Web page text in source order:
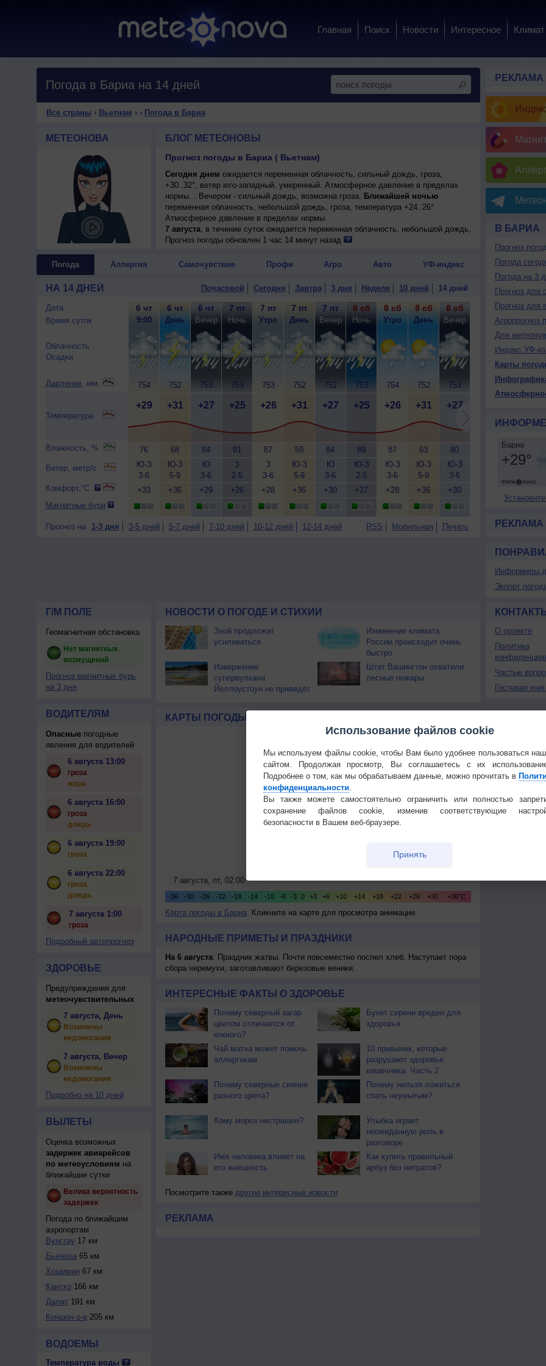
Главная Поиск Новости Интересное Климат
Погода в Бариа на 14 дней
Все страны › Вьетнам › › Погода в Бариа
МЕТЕОНОВА БЛОГ МЕТЕОНОВЫ
Прогноз погоды в Бариа ( Вьетнам)
Сегодня днем ожидается переменная облачность, сильный дождь, гроза,
+30..32°, ветер юго-западный, умеренный. Атмосферное давление в пределах
нормы. . Вечером - сильный дождь, возможна гроза. Ближайшей ночью
переменная облачность, небольшой дождь, гроза, температура +24..26°.
Атмосферное давление в пределах нормы.
7 августа, в течение суток ожидается переменная облачность, небольшой дождь,
возможна гроза; ночью +24..26°, днем +30..32°, ветер юго-западный, умеренный.
Прогноз погоды обновлен 1 час 14 минут назад
Погода Аллергия Самочувствие Профи Агро Авто УФ-индекс
НА 14 ДНЕЙ Почасовой Сегодня Завтра 3 дня Неделя 10 дней 14 дней
Дата
Время суток
Облачность
Осадки
Давление, мм.
Температура
Влажность, %
Ветер, метр/с
Комфорт,°C
Магнитные бури
6 чт
9:00
754
+29
76
Ю-З
3-6
+33
6 чт
День
752
+31
68
Ю-З
5-9
+36
6 чт
Вечер
753
+27
84
Ю
3-6
+29
7 пт
Ночь
753
+25
91
З
2-5
+26
7 пт
Утро
753
+26
87
З
3-6
+28
7 пт
День
752
+31
59
Ю-З
5-9
+36
7 пт
Вечер
752
+27
84
Ю
3-6
+30
8 сб
Ночь
753
+25
89
Ю-З
2-5
+27
8 сб
Утро
754
+26
87
Ю-З
3-6
+28
8 сб
День
752
+31
63
Ю-З
5-9
+36
8 сб
Вечер
753
+27
80
Ю-З
3-6
+30
9 вс 9 вс
Утро
754
84
Ю-З
9
Прогноз на 1-3 дня 3-5 дней 5-7 дней 7-10 дней 10-12 дней 12-14 дней RSS Мобильная Печать
Г/М ПОЛЕ
Геомагнитная обстановка
Нет магнитных
возмущений
Прогноз магнитных бурь
на 3 дня
ВОДИТЕЛЯМ
Опасныепогодные
явления для водителей
6 августа 13:00
гроза
жара
6 августа 16:00
гроза
дождь
6 августа 19:00
гроза
6 августа 22:00
гроза
дождь
7 августа 1:00
гроза
Подробный автопрогноз
ЗДОРОВЬЕ
Предупреждения для
метеочувствительных
7 августа, День
Возможны
недомогания
7 августа, Вечер
Возможны
недомогания
Подробно на 10 дней
ВЫЛЕТЫ
Оценка возможных
задержек авиарейсов
по метеоусловиям на
ближайшие сутки
Велика вероятность
задержек
Погода по ближайшим
аэропортам
Вунгтау 17 км
Бьенхоа65 км
Хошимин 67 км
Кантхо166 км
Далат191 км
Коншон о-в 205 км
ВОДОЕМЫ
Температура воды
НОВОСТИ О ПОГОДЕ И СТИХИИ
Зной продолжит
усиливаться
Изменение климата
России происходит очень
быстро
Извержение
супервулкана
Йеллоустоун не приведёт
цивилизации
Штат Вашингтон охватили
лесные пожары
КАРТЫ ПОГОДЫ
Карта погоды в Бариа. Кликните на карте для просмотра анимации.
НАРОДНЫЕ ПРИМЕТЫ И ПРАЗДНИКИ
На 6 августа: Праздник жатвы. Почти повсеместно поспел хлеб. Наступает пора
сбора черемухи, заготавливают березовые веники.
ИНТЕРЕСНЫЕ ФАКТЫ О ЗДОРОВЬЕ
Почему северный загар
цветом отличается от
южного?
Букет сирени вреден для
здоровья
Чай матча может помочь
аллергикам
10 привычек, которые
разрушают здоровье
кишечника. Часть 2
Почему северные сияния
разного цвета?
Почему нельзя ложиться
спать неумытым?
Кому мороз нестрашен?
Улыбка играет
неожиданную роль в
разговоре
Имя человека влияет на
его внешность
Как купить правильный
арбуз без нитратов?
Посмотрите также другие интересные новости
РЕКЛАМА
РЕКЛАМА
В БАРИА
Прогноз
Погода
Погода на 3
Прогноз для
Прогноз для
Агропрогноз
Для
Индекс УФ-
Карты
РЕКЛАМА
Информеры
Экпорт
О проекте
Политика
Частые
Гостевая
Использование файлов cookie
Мы используем файлы cookie, чтобы Вам было удобнее пользоваться
сайтом. Продолжая просмотр, Вы соглашаетесь с их
Подробнее о том, как мы обрабатываем данные, можно прочитать в
конфиденциальности
Вы также можете самостоятельно ограничить или полностью
сохранение файлов cookie, изменив соответствующие
безопасности в Вашем веб-браузере.
Принять